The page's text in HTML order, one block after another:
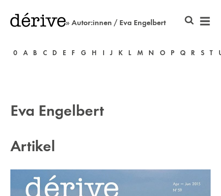
» Autor:innen / Eva Engelbert
0 A B C D E F G H I J K L M N O P Q R S T
Eva Engelbert
Artikel